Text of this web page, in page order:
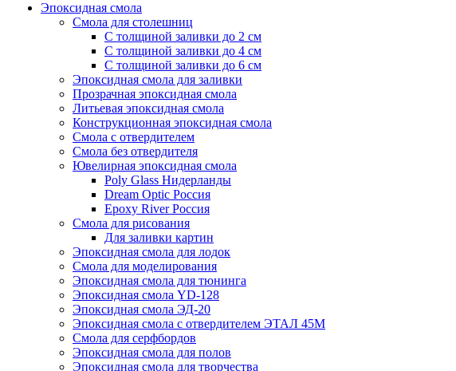
Эпоксидная смола
Смола для столешниц
С толщиной заливки до 2 см
С толщиной заливки до 4 см
С толщиной заливки до 6 см
Эпоксидная смола для заливки
Прозрачная эпоксидная смола
Литьевая эпоксидная смола
Конструкционная эпоксидная смола
Смола с отвердителем
Смола без отвердителя
Ювелирная эпоксидная смола
Poly Glass Нидерланды
Dream Optic Россия
Epoxy River Россия
Смола для рисования
Для заливки картин
Эпоксидная смола для лодок
Смола для моделирования
Эпоксидная смола для тюнинга
Эпоксидная смола YD-128
Эпоксидная смола ЭД-20
Эпоксидная смола с отвердителем ЭТАЛ 45М
Смола для серфбордов
Эпоксидная смола для полов
Эпоксидная смола для творчества